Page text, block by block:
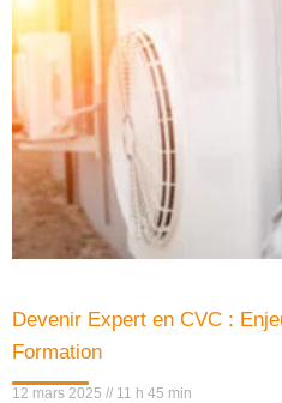
Devenir Expert en CVC :
Formation
12 mars 2025 11 h 45 min